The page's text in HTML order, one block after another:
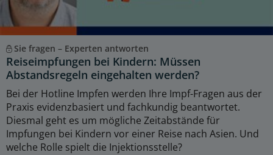
Sie fragen – Experten antworten
Reiseimpfungen bei Kindern: Müssen
Abstandsregeln eingehalten werden?
Bei der Hotline Impfen werden Ihre Impf-Fragen aus der
Praxis evidenzbasiert und fachkundig beantwortet.
Diesmal geht es um mögliche Zeitabstände für
Impfungen bei Kindern vor einer Reise nach Asien. Und
welche Rolle spielt die Injektionsstelle?